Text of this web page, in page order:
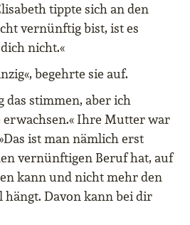
tippte sich an den
vernünftig bist, ist es
nicht.«
begehrte sie auf.
das stimmen, aber ich
Ihre Mutter war
ist man nämlich erst
vernünftigen Beruf hat, auf
kann und nicht mehr den
hängt. Davon kann bei dir